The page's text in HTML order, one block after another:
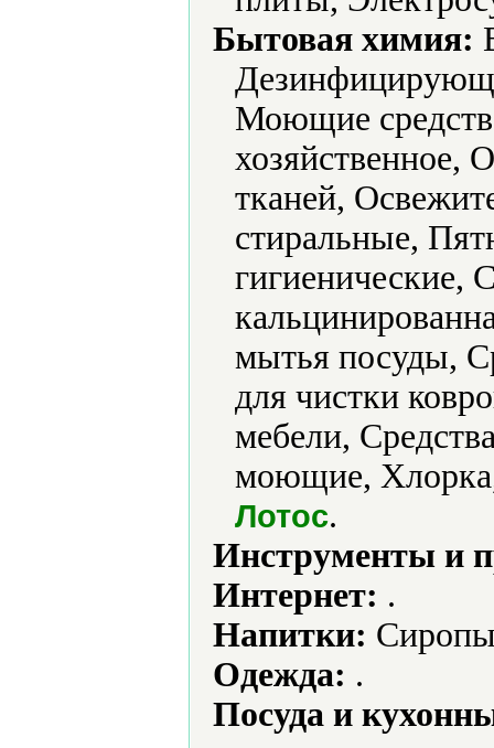
Бытовая химия:
Моющие
хозяйственное,
тканей,
стиральные,
гигиенические,
мытья посуды,
для чистки
мебели,
моющие,
Лотос.
Инструменты и
Интернет: .
Напитки:
Одежда: .
Посуда и